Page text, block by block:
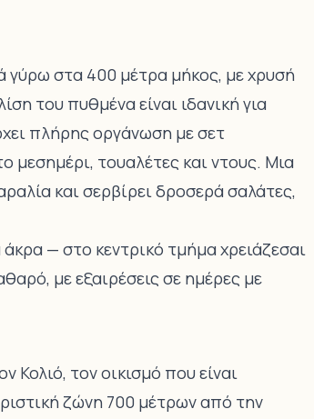
γύρω στα 400 μέτρα μήκος, με χρυσή
του πυθμένα είναι ιδανική για
πλήρης οργάνωση με σετ
τουαλέτες και ντους. Μια
και σερβίρει δροσερά σαλάτες,
— στο κεντρικό τμήμα χρειάζεσαι
με εξαιρέσεις σε ημέρες με
Κολιό, τον οικισμό που είναι
ζώνη 700 μέτρων από την